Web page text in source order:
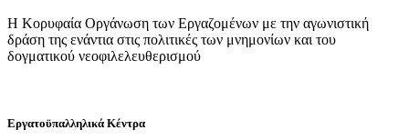
Η Κορυφαία Οργάνωση των Εργαζομένων με την αγωνιστική
δράση της ενάντια στις πολιτικές των μνημονίων και του
δογματικού νεοφιλελευθερισμού
Εργατοϋπαλληλικά Κέντρα